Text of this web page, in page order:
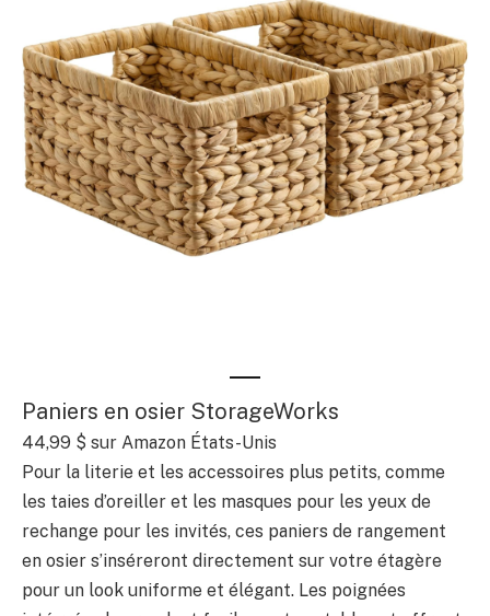
Paniers en osier StorageWorks
44,99 $ sur Amazon États-Unis
Pour la literie et les accessoires plus petits, comme
les taies d’oreiller et les masques pour les yeux de
rechange pour les invités, ces paniers de rangement
en osier s’inséreront directement sur votre étagère
pour un look uniforme et élégant. Les poignées